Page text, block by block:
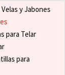
y Jabones
para Telar
para